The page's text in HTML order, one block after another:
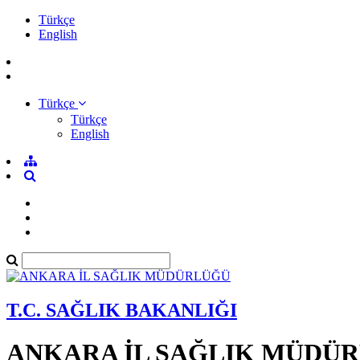
Türkçe
English
Türkçe
Türkçe
English
T.C. SAĞLIK BAKANLIĞI
ANKARA İL SAĞLIK